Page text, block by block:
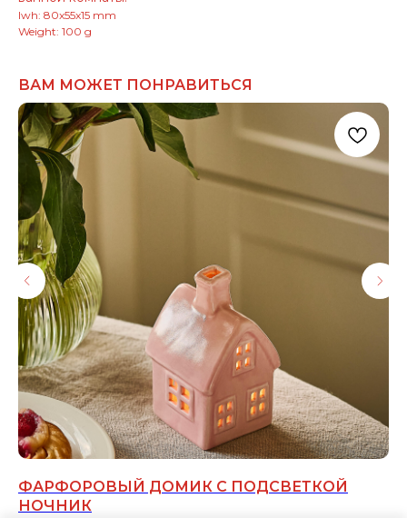
lwh: 80x55x15 mm
Weight: 100 g
ВАМ МОЖЕТ ПОНРАВИТЬСЯ
ФАРФОРОВЫЙ ДОМИК С ПОДСВЕТКОЙ
НОЧНИК